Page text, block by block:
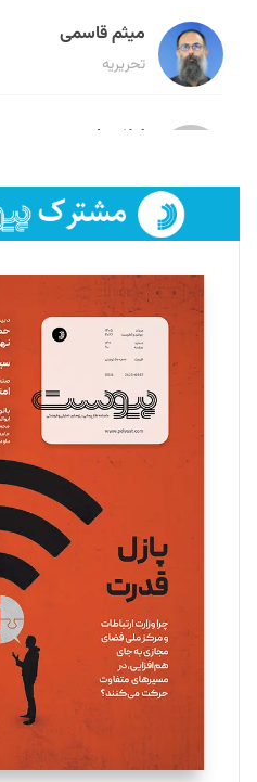
میثم قاسمی
تحریریه
لیلا حنارود
فائزه فتحی رستمی
تحریریه
سروش کرمیان
تحریریه
مینا پاکدل
یسنا امان‌پور
تحریریه
ملینا جعفری
تحریریه
مصطفی مسجدی آرانی